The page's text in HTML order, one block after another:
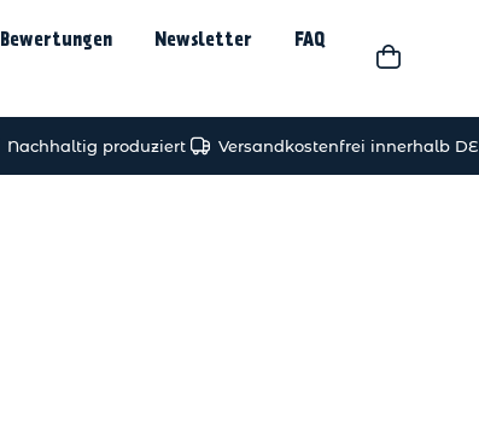
Bewertungen Newsletter FAQ
Nachhaltig produziert Versandkostenfrei innerhalb DE